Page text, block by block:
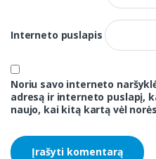
Interneto puslapis
Noriu savo interneto
adresą ir interneto puslapį,
naujo, kai kitą kartą vėl